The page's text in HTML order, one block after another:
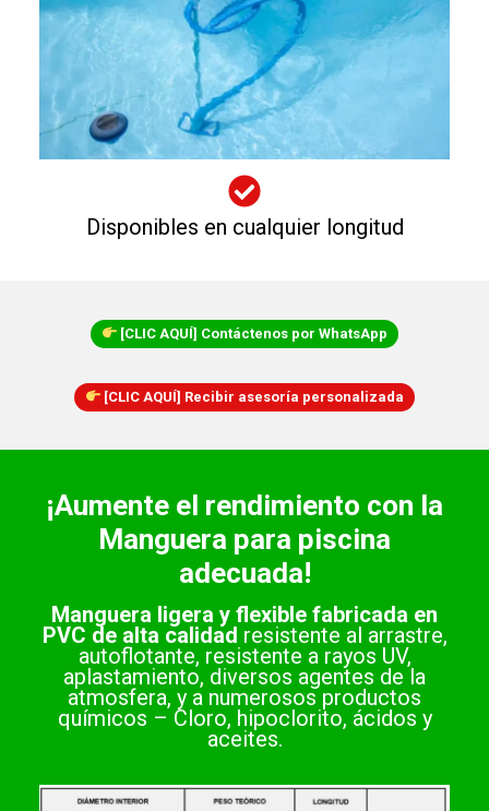
Disponibles en cualquier longitud
[CLIC AQUÍ] Contáctenos por WhatsApp
[CLIC AQUÍ] Recibir asesoría personalizada
¡Aumente el rendimiento con la
Manguera para piscina
adecuada!
Manguera ligera y flexible fabricada en
PVC de alta calidad resistente al arrastre,
autoflotante, resistente a rayos UV,
aplastamiento, diversos agentes de la
atmosfera, y a numerosos productos
químicos – Cloro, hipoclorito, ácidos y
aceites.